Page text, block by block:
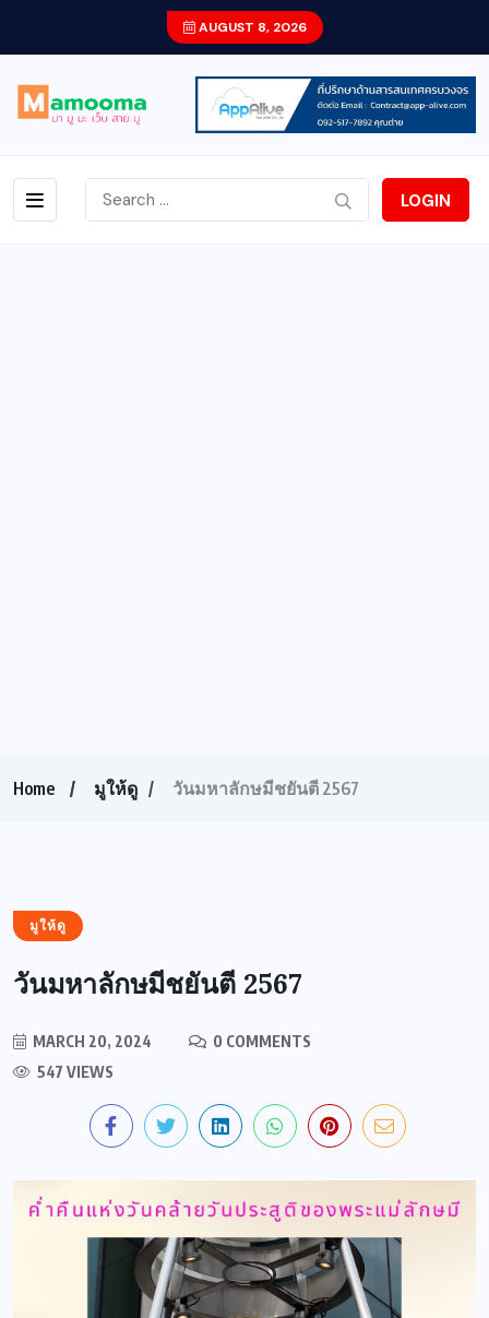
AUGUST 8, 2026
LOGIN
Home มูให้ดู วันมหาลักษมีชยันตี 2567
มูให้ดู
วันมหาลักษมีชยันตี 2567
MARCH 20, 2024
0 COMMENTS
547 VIEWS